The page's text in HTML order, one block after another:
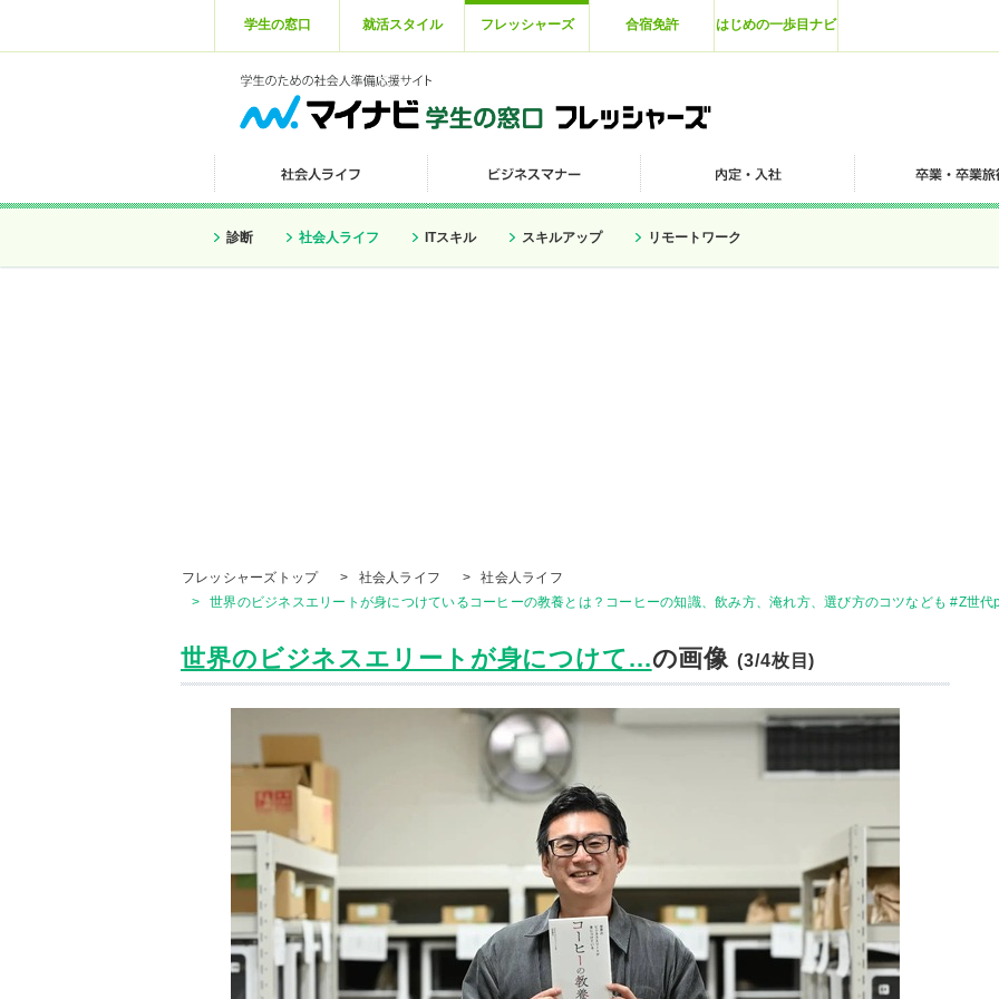
学生の窓口 就活スタイル フレッシャーズ 合宿免許 はじめの一歩目ナビ
診断 社会人ライフ ITスキル スキルアップ リモートワーク
フレッシャーズトップ > 社会人ライフ >
社会人ライフ
>
世界のビジネスエリートが身につけているコーヒーの教養とは？コーヒーの知識、飲み方、淹れ方、選び方のコツなども #Z世代
世界のビジネスエリートが身につけて...の画像(3/4枚目)